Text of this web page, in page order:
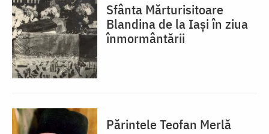
Sfânta Mărturisitoare
Blandina de la Iași în ziua
înmormântării
Părintele Teofan Merlă